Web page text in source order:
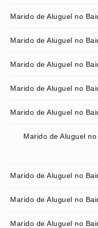
Marido de Aluguel no
Marido de Aluguel no
Marido de Aluguel no
Marido de Aluguel no
Marido de Aluguel no
Marido de Aluguel
Marido de Aluguel no
Marido de Aluguel no
Marido de Aluguel no